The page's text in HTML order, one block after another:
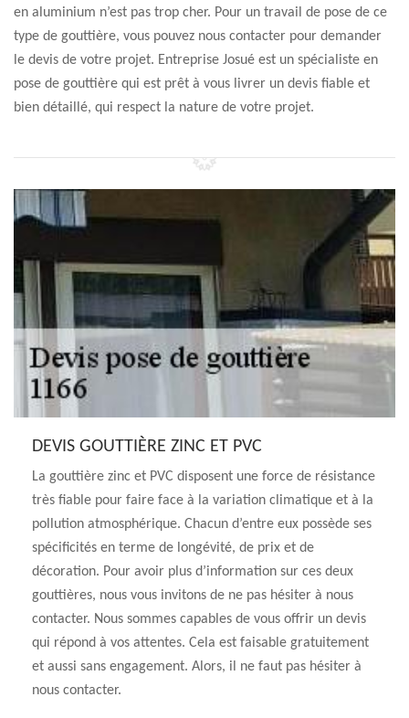
en aluminium n’est pas trop cher. Pour un travail de pose de ce
type de gouttière, vous pouvez nous contacter pour demander
le devis de votre projet. Entreprise Josué est un spécialiste en
pose de gouttière qui est prêt à vous livrer un devis fiable et
bien détaillé, qui respect la nature de votre projet.
DEVIS GOUTTIÈRE ZINC ET PVC
La gouttière zinc et PVC disposent une force de résistance
très fiable pour faire face à la variation climatique et à la
pollution atmosphérique. Chacun d’entre eux possède ses
spécificités en terme de longévité, de prix et de
décoration. Pour avoir plus d’information sur ces deux
gouttières, nous vous invitons de ne pas hésiter à nous
contacter. Nous sommes capables de vous offrir un devis
qui répond à vos attentes. Cela est faisable gratuitement
et aussi sans engagement. Alors, il ne faut pas hésiter à
nous contacter.